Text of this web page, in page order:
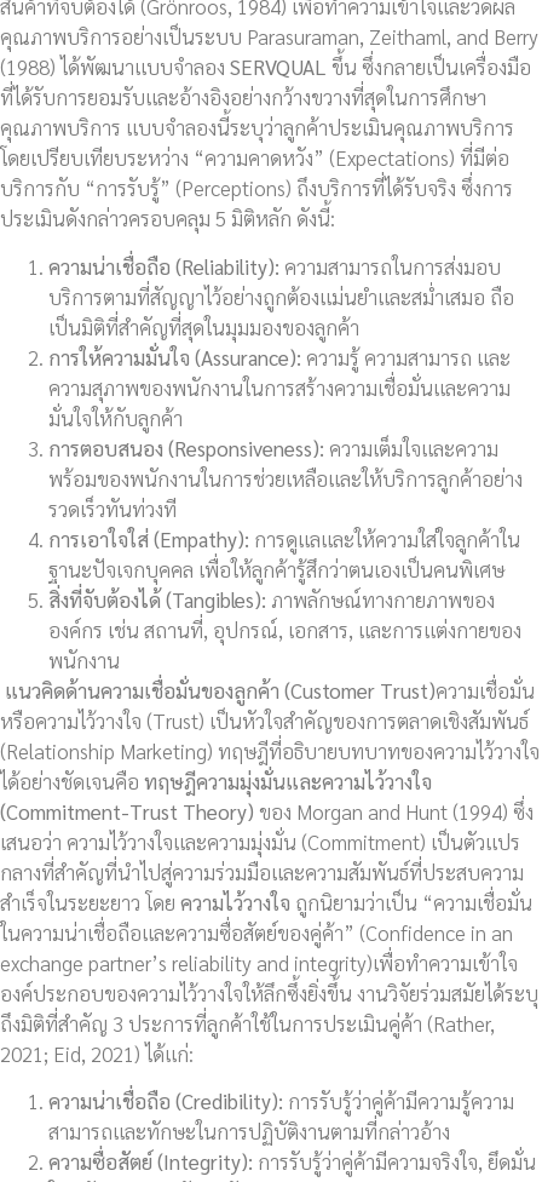
สินค้าที่จับต้องได้ (Grönroos, 1984) เพื่อทำความเข้าใจและวัดผล
คุณภาพบริการอย่างเป็นระบบ Parasuraman, Zeithaml, and Berry
(1988) ได้พัฒนาแบบจำลอง SERVQUAL ขึ้น ซึ่งกลายเป็นเครื่องมือ
ที่ได้รับการยอมรับและอ้างอิงอย่างกว้างขวางที่สุดในการศึกษา
คุณภาพบริการ แบบจำลองนี้ระบุว่าลูกค้าประเมินคุณภาพบริการ
โดยเปรียบเทียบระหว่าง “ความคาดหวัง” (Expectations) ที่มีต่อ
บริการกับ “การรับรู้” (Perceptions) ถึงบริการที่ได้รับจริง ซึ่งการ
ประเมินดังกล่าวครอบคลุม 5 มิติหลัก ดังนี้:
ความน่าเชื่อถือ (Reliability): ความสามารถในการส่งมอบ
บริการตามที่สัญญาไว้อย่างถูกต้องแม่นยำและสม่ำเสมอ ถือ
เป็นมิติที่สำคัญที่สุดในมุมมองของลูกค้า
การให้ความมั่นใจ (Assurance): ความรู้ ความสามารถ และ
ความสุภาพของพนักงานในการสร้างความเชื่อมั่นและความ
มั่นใจให้กับลูกค้า
การตอบสนอง (Responsiveness): ความเต็มใจและความ
พร้อมของพนักงานในการช่วยเหลือและให้บริการลูกค้าอย่าง
รวดเร็วทันท่วงที
การเอาใจใส่ (Empathy): การดูแลและให้ความใส่ใจลูกค้าใน
ฐานะปัจเจกบุคคล เพื่อให้ลูกค้ารู้สึกว่าตนเองเป็นคนพิเศษ
สิ่งที่จับต้องได้ (Tangibles): ภาพลักษณ์ทางกายภาพของ
องค์กร เช่น สถานที่, อุปกรณ์, เอกสาร, และการแต่งกายของ
พนักงาน
แนวคิดด้านความเชื่อมั่นของลูกค้า (Customer Trust)ความเชื่อมั่น
หรือความไว้วางใจ (Trust) เป็นหัวใจสำคัญของการตลาดเชิงสัมพันธ์
(Relationship Marketing) ทฤษฎีที่อธิบายบทบาทของความไว้วางใจ
ได้อย่างชัดเจนคือ ทฤษฎีความมุ่งมั่นและความไว้วางใจ
(Commitment-Trust Theory) ของ Morgan and Hunt (1994) ซึ่ง
เสนอว่า ความไว้วางใจและความมุ่งมั่น (Commitment) เป็นตัวแปร
กลางที่สำคัญที่นำไปสู่ความร่วมมือและความสัมพันธ์ที่ประสบความ
สำเร็จในระยะยาว โดย ความไว้วางใจ ถูกนิยามว่าเป็น “ความเชื่อมั่น
ในความน่าเชื่อถือและความซื่อสัตย์ของคู่ค้า” (Confidence in an
exchange partner’s reliability and integrity)เพื่อทำความเข้าใจ
องค์ประกอบของความไว้วางใจให้ลึกซึ้งยิ่งขึ้น งานวิจัยร่วมสมัยได้ระบุ
ถึงมิติที่สำคัญ 3 ประการที่ลูกค้าใช้ในการประเมินคู่ค้า (Rather,
2021; Eid, 2021) ได้แก่:
ความน่าเชื่อถือ (Credibility): การรับรู้ว่าคู่ค้ามีความรู้ความ
สามารถและทักษะในการปฏิบัติงานตามที่กล่าวอ้าง
ความซื่อสัตย์ (Integrity): การรับรู้ว่าคู่ค้ามีความจริงใจ, ยึดมั่น